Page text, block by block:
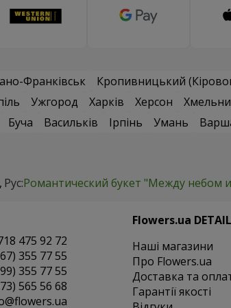
Франківськ Кропивницький
Ужгород Харків Херсон
Буча Васильків Ірпінь Умань
Рус:Романтический букет "Между небом
475 92 72
355 77 55
355 77 55
565 56 68
Flowers.ua
Наші магазини
Про Flowers.ua
Доставка та
Гарантії якості